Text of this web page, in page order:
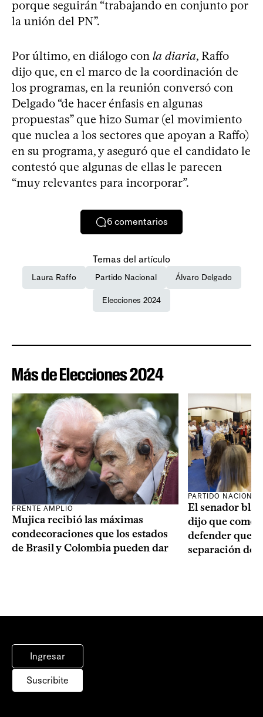
porque seguirán “trabajando en conjunto por
la unión del PN”.
Por último, en diálogo con la diaria, Raffo
dijo que, en el marco de la coordinación de
los programas, en la reunión conversó con
Delgado “de hacer énfasis en algunas
propuestas” que hizo Sumar (el movimiento
que nuclea a los sectores que apoyan a Raffo)
en su programa, y aseguró que el candidato le
contestó que algunas de ellas le parecen
“muy relevantes para incorporar”.
6 comentarios
Temas del artículo
Laura Raffo Partido Nacional Álvaro Delgado
Elecciones 2024
Más de Elecciones 2024
FRENTE AMPLIO
Mujica recibió las máximas
condecoraciones que los estados
de Brasil y Colombia pueden dar
PARTIDO NACIONAL
El senador
dijo que como
defender que
separación de
Ingresar
Suscribite